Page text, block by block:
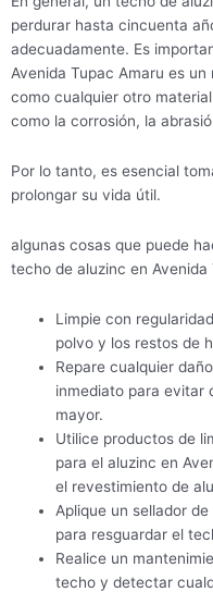
perdurar hasta cincuenta
adecuadamente. Es
Avenida Tupac Amaru es
como cualquier otro
como la corrosión, la
Por lo tanto, es esencial
prolongar su vida útil.
algunas cosas que puede
techo de aluzinc en
Limpie con
polvo y los restos de
Repare cualquier
inmediato para evitar
mayor.
Utilice productos de
para el aluzinc en
el revestimiento de
Aplique un sellador
para resguardar el
Realice un
techo y detectar